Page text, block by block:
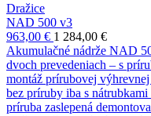
Dražice
NAD 500 v3
963,00 € 1 284,00 €
Akumulačné nádrže NAD
dvoch prevedeniach – s
montáž prírubovej
bez príruby iba s
príruba zaslepená